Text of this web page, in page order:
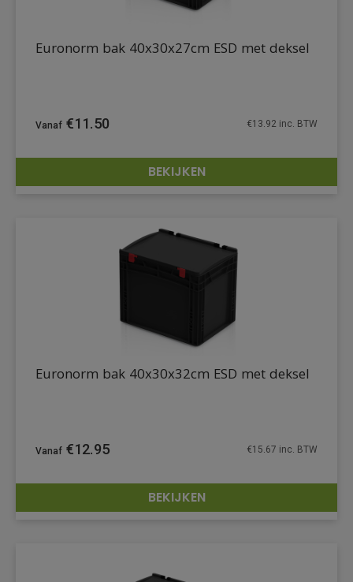
DETAILS
Euronorm bak 40x30x27cm ESD met deksel
€11.50 €13.92 inc. BTW
BEKIJKEN
DETAILS
Euronorm bak 40x30x32cm ESD met deksel
€12.95 €15.67 inc. BTW
BEKIJKEN